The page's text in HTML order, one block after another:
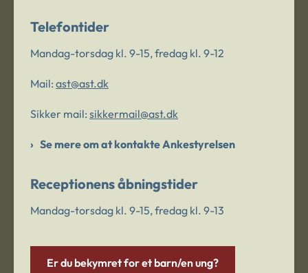
Telefontider
Mandag-torsdag kl. 9-15, fredag kl. 9-12
Mail: ast@ast.dk
Sikker mail: sikkermail@ast.dk
Se mere om at kontakte Ankestyrelsen
Receptionens åbningstider
Mandag-torsdag kl. 9-15, fredag kl. 9-13
Er du bekymret for et barn/en ung?